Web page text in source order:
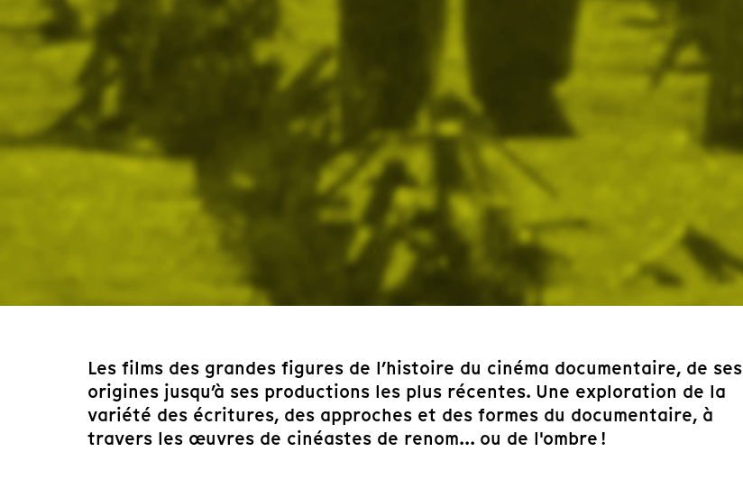
Les films des grandes figures de l’histoire du cinéma documentaire, de ses
origines jusqu’à ses productions les plus récentes. Une exploration de la
variété des écritures, des approches et des formes du documentaire, à
travers les œuvres de cinéastes de renom... ou de l'ombre !